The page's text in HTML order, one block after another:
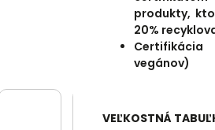
produkty,
20%
Certifikácia
vegánov)
VEĽKOSTNÁ